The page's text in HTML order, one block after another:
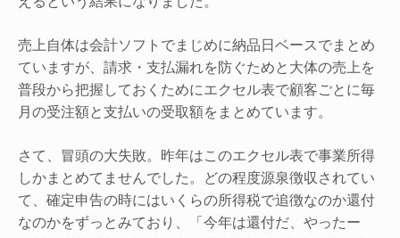
て
る
人
向
売上自体は会計ソフトでまじめに納品日ベースでまとめ
ていますが、請求・支払漏れを防ぐためと大体の売上を
普段から把握しておくためにエクセル表で顧客ごとに毎
月の受注額と支払いの受取額をまとめています。
さて、冒頭の大失敗。昨年はこのエクセル表で事業所得
しかまとめてませんでした。どの程度源泉徴収されてい
て、確定申告の時にはいくらの所得税で追徴なのか還付
なのかをずっとみており、「今年は還付だ、やったー